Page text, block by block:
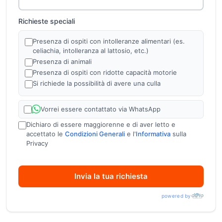
Parcheggioesterno privato, non custodito eWi-Fi
gratuito nelle aree comuni.
LA QUOTA NON INCLUDE
Tassa di soggiorno:2 € a persona al giorno a partire
dai 15 anni.
Contributo infant 0/3 anni n.c.: obbligatorio da pagare
in loco, 20 € al giorno, include utilizzo biberoneria con
alimenti forniti (vedi dettaglio sotto).
Servizio spiaggia prime file: 1° e 2° fila100 € a
settimana da pagare in loco, su richiesta ed a
disponibilità limitata.
Tessera Club:
dei campi sportivi, spettacoli diurni e serali. Servizio
spiaggia con ombrellone e 2 lettini per camera a partire
dalla terza fila.
Richieste speciali
Presenza di ospiti con intolleranze alimentari (es.
celiachia, intolleranza al lattosio, etc.)
Presenza di animali
Presenza di ospiti con ridotte capacità motorie
Si richiede la possibilità di avere una culla
Vorrei essere contattato via WhatsApp
Dichiaro di essere maggiorenne e di aver letto e
accettato le Condizioni Generali e l'Informativa sulla
Privacy
Invia la tua richiesta
powered by